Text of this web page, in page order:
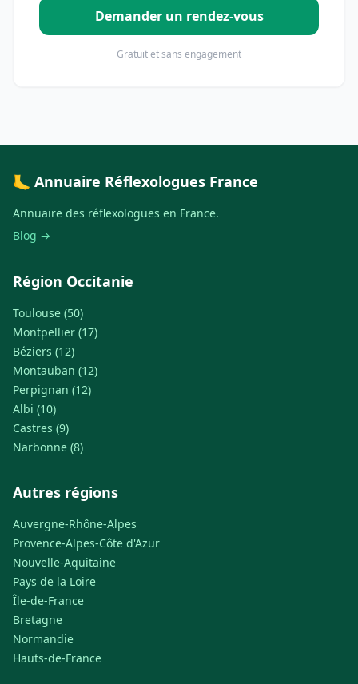
Demander un rendez-vous
Gratuit et sans engagement
🦶 Annuaire Réflexologues France
Annuaire des réflexologues en France.
Blog →
Région Occitanie
Toulouse (50)
Montpellier (17)
Béziers (12)
Montauban (12)
Perpignan (12)
Albi (10)
Castres (9)
Narbonne (8)
Autres régions
Auvergne-Rhône-Alpes
Provence-Alpes-Côte d'Azur
Nouvelle-Aquitaine
Pays de la Loire
Île-de-France
Bretagne
Normandie
Hauts-de-France